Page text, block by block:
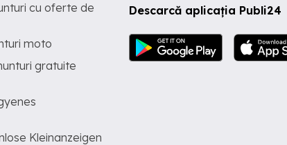
Descarcă aplicația Publi24
cu oferte de
moto
gratuite
Kleinanzeigen